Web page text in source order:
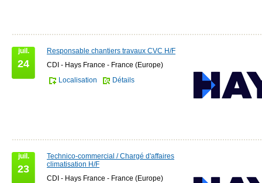
juil.
24
Responsable chantiers travaux CVC H/F
CDI - Hays France - France (Europe)
Localisation
Détails
juil.
23
Technico-commercial / Chargé d'affaires
climatisation H/F
CDI - Hays France - France (Europe)